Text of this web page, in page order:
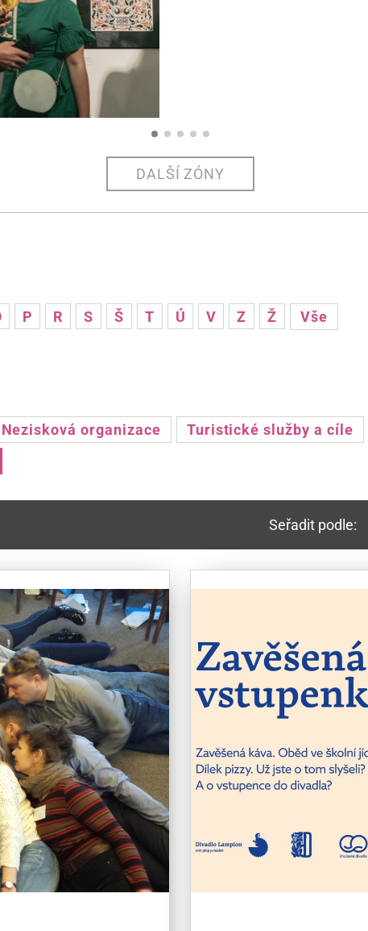
DALŠÍ ZÓNY
P R S Š T Ú V Z Ž Vše
Nezisková organizace Turistické služby a cíle
Seřadit podle: